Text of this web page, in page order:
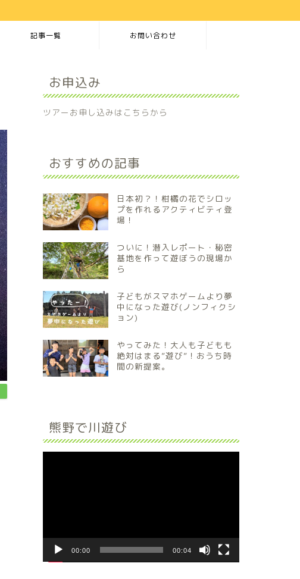
記事一覧 お問い合わせ
お申込み
ツアーお申し込みはこちらから
おすすめの記事
日本初？！柑橘の花でシロッ
プを作れるアクティビティ登
場！
ついに！潜入レポート・秘密
基地を作って遊ぼうの現場か
ら
子どもがスマホゲームより夢
中になった遊び(ノンフィクシ
ョン)
やってみた！大人も子どもも
絶対はまる”遊び”！おうち時
間の新提案。
熊野で川遊び
ー
00:00 00:04